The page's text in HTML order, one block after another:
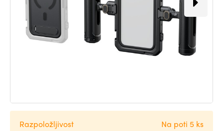
Razpoložljivost Na poti 5 ks